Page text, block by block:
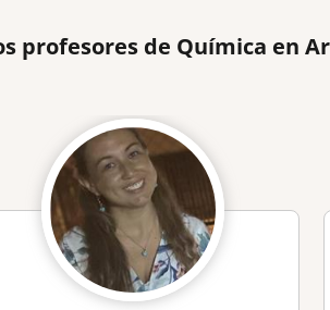
profesores de Química en